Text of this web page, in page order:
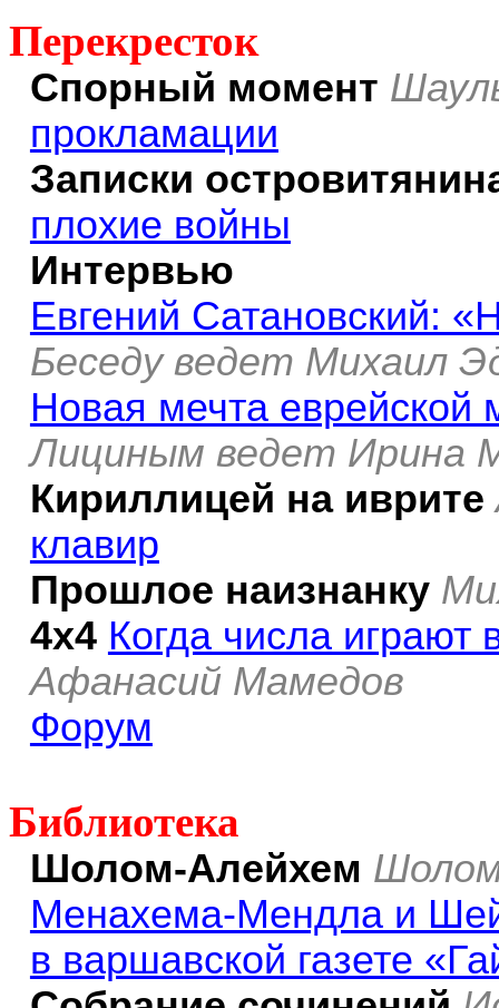
Перекресток
Спорный момент
прокламации
Записки
плохие войны
Интервью
Евгений Сатановский:
Беседу ведет Михаил
Новая мечта еврейской
Лициным ведет Ирина
Кириллицей на иврите
клавир
Прошлое наизнанку
4х4 Когда числа играют
Афанасий Мамедов
Форум
Библиотека
Шолом-Алейхем
Менахема-Мендла и
в варшавской газете